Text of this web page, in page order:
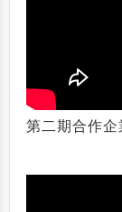
第二期合作